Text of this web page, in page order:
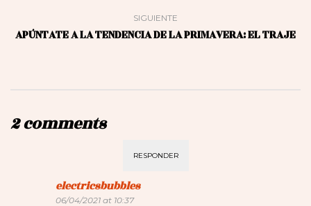
SIGUIENTE
APÚNTATE A LA TENDENCIA DE LA PRIMAVERA: EL TRAJE
2 comments
RESPONDER
electricsbubbles
06/04/2021 at 10:37